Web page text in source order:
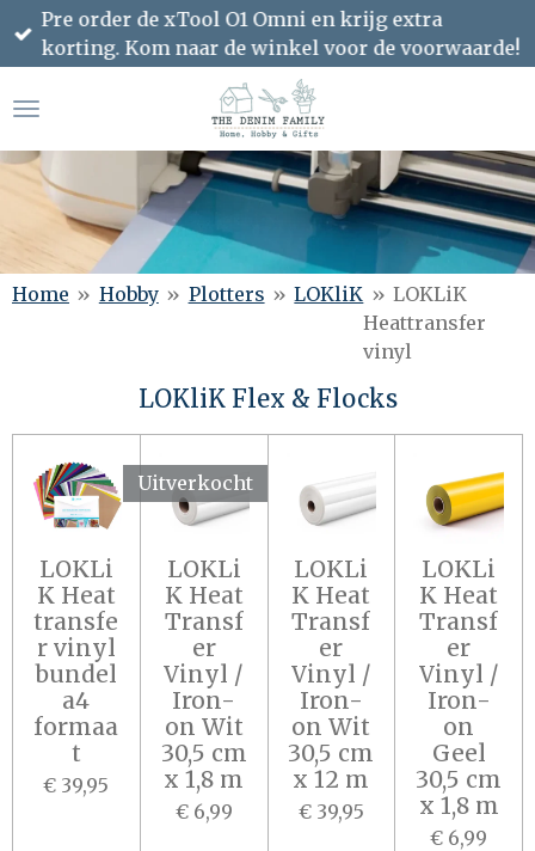
Ga
direct
de
Pre order de xTool O1 Omni en krijg extra
korting. Kom naar de winkel voor de voorwaarde!
Home » Hobby » Plotters » LOKliK » LOKLiK
Heattransfer
vinyl
LOKliK Flex & Flocks
LOKLi
K Heat
transfe
r vinyl
bundel
a4
formaa
t
€ 39,95
Uitverkocht
LOKLi
K Heat
Transf
er
Vinyl /
Iron-
on Wit
30,5 cm
x 1,8 m
€ 6,99
LOKLi
K Heat
Transf
er
Vinyl /
Iron-
on Wit
30,5 cm
x 12 m
€ 39,95
LOKLi
K Heat
Transf
er
Vinyl /
Iron-
on
Geel
30,5 cm
x 1,8 m
€ 6,99